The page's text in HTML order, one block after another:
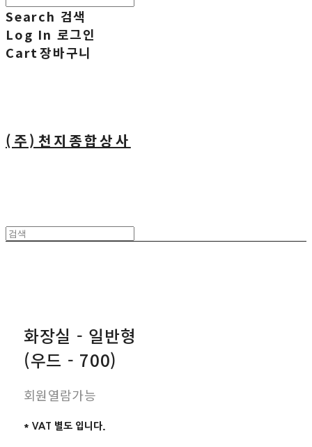
Search 검색
Log In 로그인
Cart장바구니
(주)천지종합상사
화장실 - 일반형
(우드 - 700)
회원열람가능
* VAT 별도 입니다.